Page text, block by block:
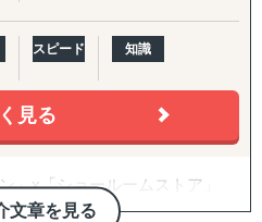
ンネルの最適化をしたい
た。
的から理解し、一緒に成長し
スピード 知識
見る
文章を見る
」x「ショールームストア」
ール 『Japan Finds』 の運